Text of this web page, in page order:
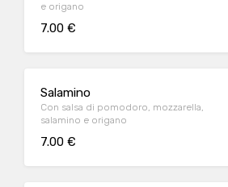
e origano
7.00 €
Salamino
Con salsa di pomodoro, mozzarella,
salamino e origano
7.00 €